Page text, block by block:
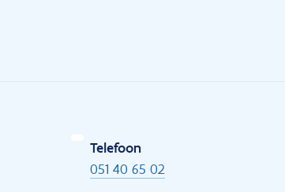
Telefoon
051 40 65 02